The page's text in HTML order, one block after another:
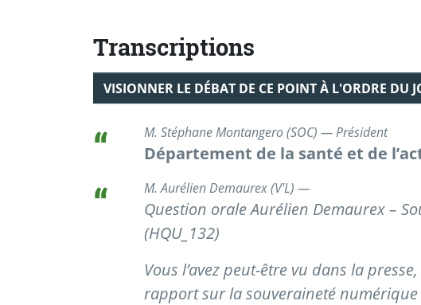
Transcriptions
VISIONNER LE DÉBAT DE CE POINT À L'ORDRE DU
M. Stéphane Montangero (SOC) — Président
Département de la santé et de
M. Aurélien Demaurex (V'L) —
Question orale Aurélien Demaurex –
(HQU_132)
Vous l’avez peut-être vu dans la
rapport sur la souveraineté numérique